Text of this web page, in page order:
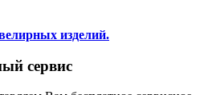
изделий.
сервис